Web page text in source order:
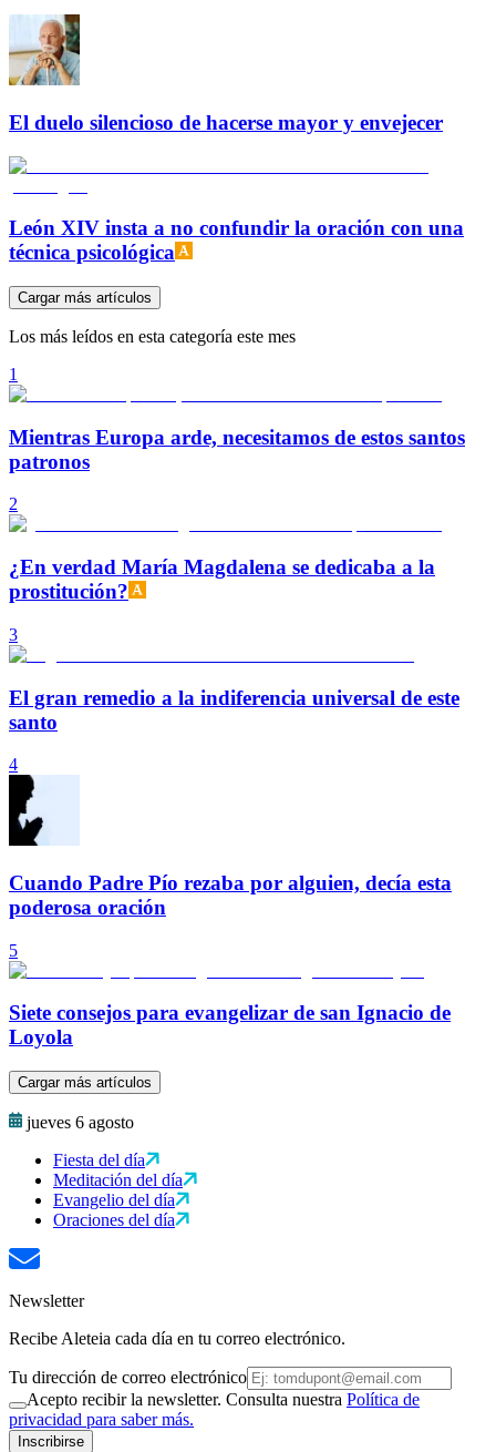
El duelo silencioso de hacerse mayor y envejecer
León XIV insta a no confundir la oración con una
técnica psicológica
Cargar más artículos
Los más leídos en esta categoría este mes
1
Mientras Europa arde, necesitamos de estos santos
patronos
2
¿En verdad María Magdalena se dedicaba a la
prostitución?
3
El gran remedio a la indiferencia universal de este
santo
4
Cuando Padre Pío rezaba por alguien, decía esta
poderosa oración
5
Siete consejos para evangelizar de san Ignacio de
Loyola
Cargar más artículos
jueves 6 agosto
Fiesta del día
Meditación del día
Evangelio del día
Oraciones del día
Newsletter
Recibe Aleteia cada día en tu correo electrónico.
Tu dirección de correo electrónico
Acepto recibir la newsletter. Consulta nuestra Política de
privacidad para saber más.
Inscribirse